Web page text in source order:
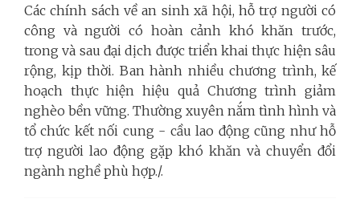
Các chính sách về an sinh xã hội, hỗ trợ người có
công và người có hoàn cảnh khó khăn trước,
trong và sau đại dịch được triển khai thực hiện sâu
rộng, kịp thời. Ban hành nhiều chương trình, kế
hoạch thực hiện hiệu quả Chương trình giảm
nghèo bền vững. Thường xuyên nắm tình hình và
tổ chức kết nối cung - cầu lao động cũng như hỗ
trợ người lao động gặp khó khăn và chuyển đổi
ngành nghề phù hợp./.